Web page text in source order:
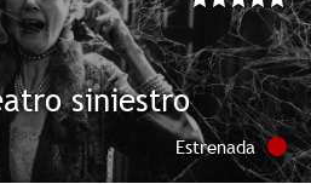
siniestro
Estrenada